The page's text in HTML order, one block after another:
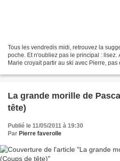
Tous les vendredis midi, retrouvez la
poche. Et n'oubliez pas le principal : lisez.
Marie croyait partir au ski avec Pierre,
La grande morille de
tête)
Publié le 11/05/2011 à 19:30
Par Pierre faverolle